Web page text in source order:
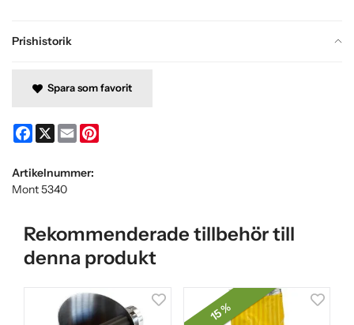
Prishistorik
Spara som favorit
Facebook
X Email
Artikelnummer:
Mont 5340
Rekommenderade tillbehör till
denna produkt
15 %